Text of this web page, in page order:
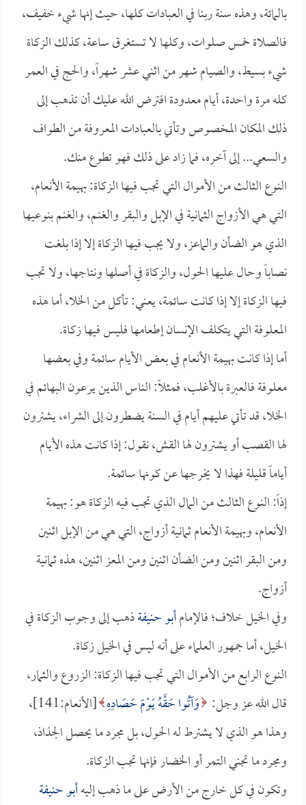
بالمائة، وهذه سنة ربنا في العبادات كلها، حيث إنها شيء خفيف،
فالصلاة خمس صلوات، وكلها لا تستغرق ساعة، كذلك الزكاة
شيء بسيط، والصيام شهر من اثني عشر شهراً، والحج في العمر
كله مرة واحدة، أيام معدودة افترض الله عليك أن تذهب إلى
ذلك المكان المخصوص وتأتي بالعبادات المعروفة من الطواف
والسعي... إلى آخره، فما زاد على ذلك فهو تطوع منك.
النوع الثالث من الأموال التي تجب فيها الزكاة: بهيمة الأنعام،
التي هي الأزواج الثمانية في الإبل والبقر والغنم، والغنم بنوعيها
الذي هو الضأن والماعز، ولا يجب فيها الزكاة إلا إذا بلغت
نصاباً وحال عليها الحول، والزكاة في أصلها ونتاجها، ولا تجب
فيها الزكاة إلا إذا كانت سائمة، يعني: تأكل من الخلا، أما هذه
المعلوفة التي يتكلف الإنسان إطعامها فليس فيها زكاة.
أما إذا كانت بهيمة الأنعام في بعض الأيام سائمة وفي بعضها
معلوفة فالعبرة بالأغلب، فمثلاً: الناس الذين يرعون البهائم في
الخلا، قد تأتي عليهم أيام في السنة يضطرون إلى الشراء، يشترون
لها القصب أو يشترون لها القش، نقول: إذا كانت هذه الأيام
أياماً قليلة فهذا لا يخرجها عن كونها سائمة.
إذاً: النوع الثالث من المال الذي تجب فيه الزكاة هو: بهيمة
الأنعام، وبهيمة الأنعام ثمانية أزواج، التي هي من الإبل اثنين
ومن البقر اثنين ومن الضأن اثنين ومن المعز اثنين، هذه ثمانية
أزواج.
وفي الخيل خلاف؛ فالإمامأبو حنيفةذهب إلى وجوب الزكاة في
الخيل، أما جمهور العلماء على أنه ليس في الخيل زكاة.
النوع الرابع من الأموال التي تجب فيها الزكاة: الزروع والثمار،
قال الله عز وجل: وَآتُوا حَقَّهُ يَوْمَ حَصَادِهِ
[الأنعام:141]،
وهذا هو الذي لا يشترط له الحول، بل مجرد ما يحصل الجذاذ،
ومجرد ما تجني التمر أو الخضار فإنها تجب الزكاة.
وتكون في كل خارج من الأرض على ما ذهب إليهأبو حنيفة